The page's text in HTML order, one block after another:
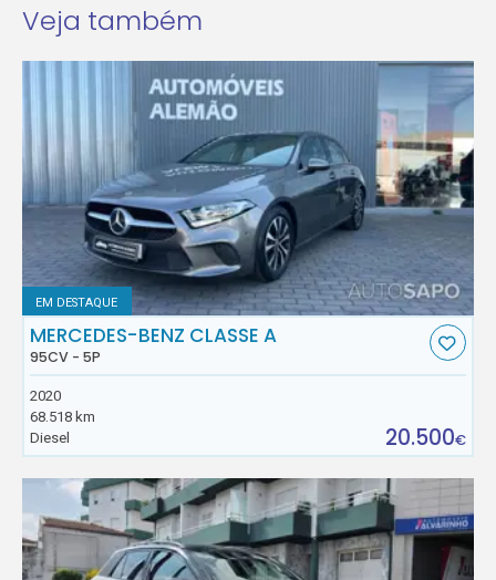
Veja também
EM DESTAQUE
MERCEDES-BENZ CLASSE A
95CV - 5P
2020
68.518 km
Diesel
20.500€